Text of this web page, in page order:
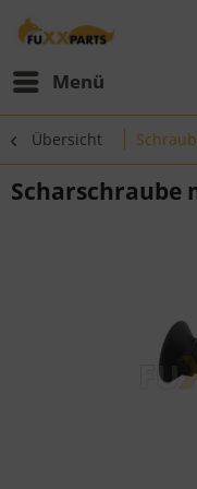
Menü
Übersicht
Scharschraube